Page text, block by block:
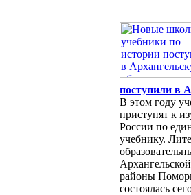
поступили в
В этом году
приступят к
России по
учебнику.
районы
состоялась